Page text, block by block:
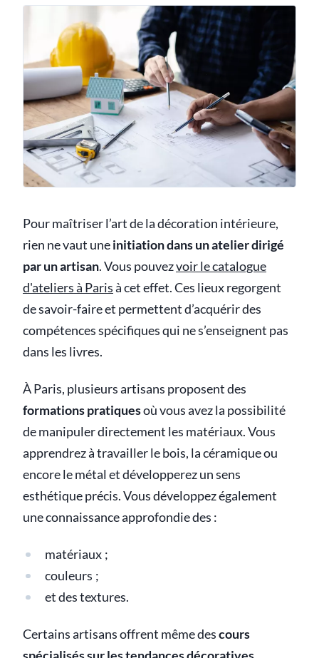
Pour maîtriser l’art de la décoration intérieure,
rien ne vaut uneinitiation dans un atelier dirigé
par un artisan. Vous pouvezvoir le catalogue
d'ateliers à Parisà cet effet. Ces lieux regorgent
de savoir-faire et permettent d’acquérir des
compétences spécifiques qui ne s’enseignent pas
dans les livres.
À Paris, plusieurs artisans proposent des
formations pratiquesoù vous avez la possibilité
de manipuler directement les matériaux. Vous
apprendrez à travailler le bois, la céramique ou
encore le métal et développerez un sens
esthétique précis. Vous développez également
une connaissance approfondie des :
matériaux ;
couleurs ;
et des textures.
Certains artisans offrent même descours